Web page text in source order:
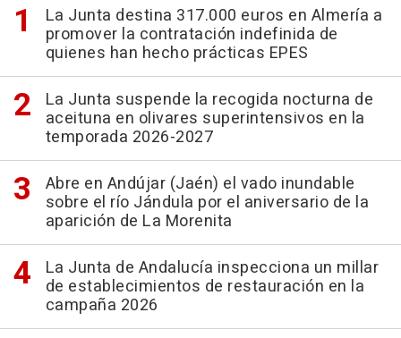
La Junta destina 317.000 euros en Almería a
promover la contratación indefinida de
quienes han hecho prácticas EPES
La Junta suspende la recogida nocturna de
aceituna en olivares superintensivos en la
temporada 2026-2027
Abre en Andújar (Jaén) el vado inundable
sobre el río Jándula por el aniversario de la
aparición de La Morenita
La Junta de Andalucía inspecciona un millar
de establecimientos de restauración en la
campaña 2026